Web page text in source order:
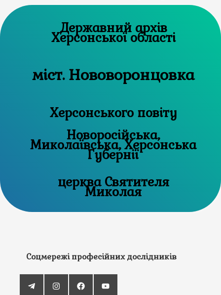
Державний архів
Херсонської області
міст. Нововоронцовка
Херсонського повіту
Новоросійська,
Миколаївська, Херсонська
Губернії
церква Святителя
Миколая
Соцмережі професійних дослідників